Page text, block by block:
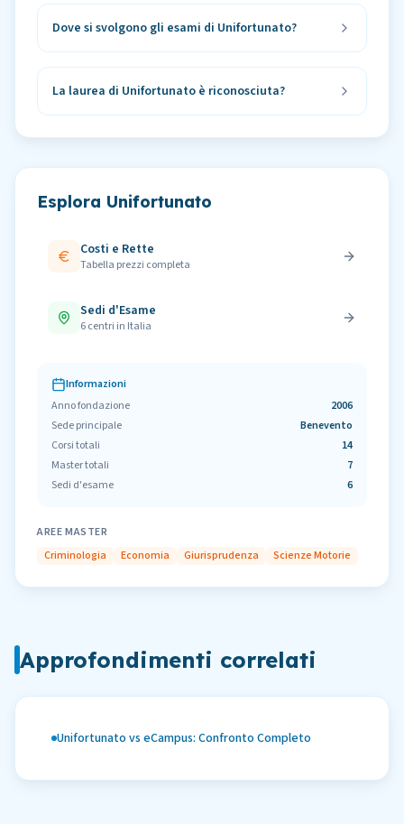
Dove si svolgono gli esami di Unifortunato?
La laurea di Unifortunato è riconosciuta?
Esplora Unifortunato
Costi e Rette
Tabella prezzi completa
Sedi d'Esame
6centri in Italia
Informazioni
Anno fondazione
2006
Sede principale
Benevento
Corsi totali
14
Master totali
7
Sedi d'esame
6
AREE MASTER
Criminologia
Economia Giurisprudenza Scienze Motorie
Approfondimenti correlati
Unifortunato vs eCampus: Confronto Completo